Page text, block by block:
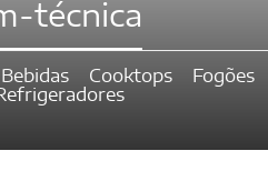
técnica
Cooktops
Fogões